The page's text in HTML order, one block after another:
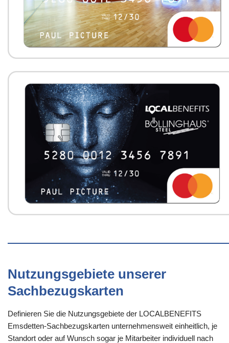
Nutzungsgebiete unserer
Sachbezugskarten
Definieren Sie die Nutzungsgebiete der LOCALBENEFITS
Emsdetten-Sachbezugskarten unternehmensweit einheitlich, je
Standort oder auf Wunsch sogar je Mitarbeiter individuell nach